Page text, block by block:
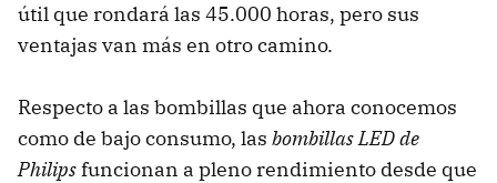
útil que rondará las 45.000 horas, pero sus
ventajas van más en otro camino.
Respecto a las bombillas que ahora conocemos
como de bajo consumo, las bombillasLEDde
Philipsfuncionan a pleno rendimiento desde que